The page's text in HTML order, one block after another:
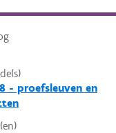
- proefsleuven en